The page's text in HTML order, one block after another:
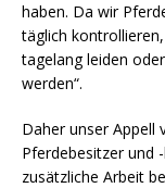
haben. Da wir
täglich
tagelang leiden
werden“.
Daher unser Appell
Pferdebesitzer und
zusätzliche Arbeit